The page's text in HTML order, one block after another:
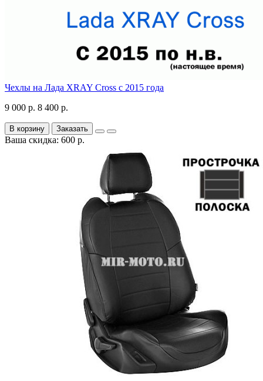
Чехлы на Лада XRAY Cross с 2015 года
9 000 р. 8 400 р.
В корзину Заказать
Ваша скидка: 600 р.